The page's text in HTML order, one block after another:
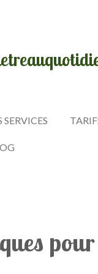
SERVICES